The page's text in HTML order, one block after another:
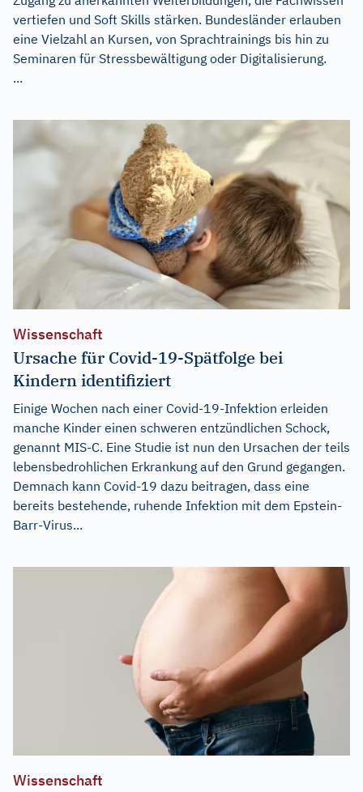
vertiefen und Soft Skills stärken. Bundesländer erlauben
eine Vielzahl an Kursen, von Sprachtrainings bis hin zu
Seminaren für Stressbewältigung oder Digitalisierung.
...
Wissenschaft
Ursache für Covid-19-Spätfolge bei
Kindern identifiziert
Einige Wochen nach einer Covid-19-Infektion erleiden
manche Kinder einen schweren entzündlichen Schock,
genannt MIS-C. Eine Studie ist nun den Ursachen der teils
lebensbedrohlichen Erkrankung auf den Grund gegangen.
Demnach kann Covid-19 dazu beitragen, dass eine
bereits bestehende, ruhende Infektion mit dem Epstein-
Barr-Virus...
Wissenschaft